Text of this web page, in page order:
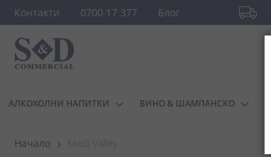
Контакти 0700 17 377 Блог
Прескачане
съдържанието
АЛКОХОЛНИ НАПИТКИ ВИНО & ШАМПАНСКО
Начало Medi Valley